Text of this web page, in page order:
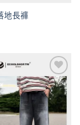
地長褲
Add to
wishlist